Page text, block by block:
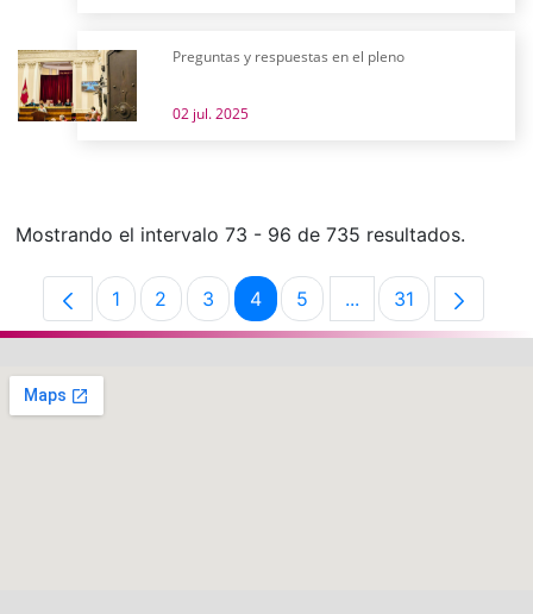
Preguntas y respuestas en el pleno
02 jul. 2025
Mostrando el intervalo 73 - 96 de 735 resultados.
Página
1 Página
2 Página
3 Página
4 Página
5 ...PáginasPágina
31